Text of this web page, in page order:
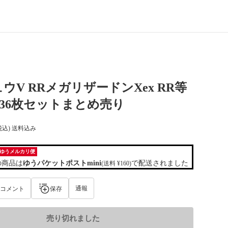
V RRメガリザードンXex RR等
枚セットまとめ売り
込) 送料込み
うメルカリ便
品はゆうパケットポストmini(送料 ¥160)で配送されました
コメント 保存 通報
売り切れました